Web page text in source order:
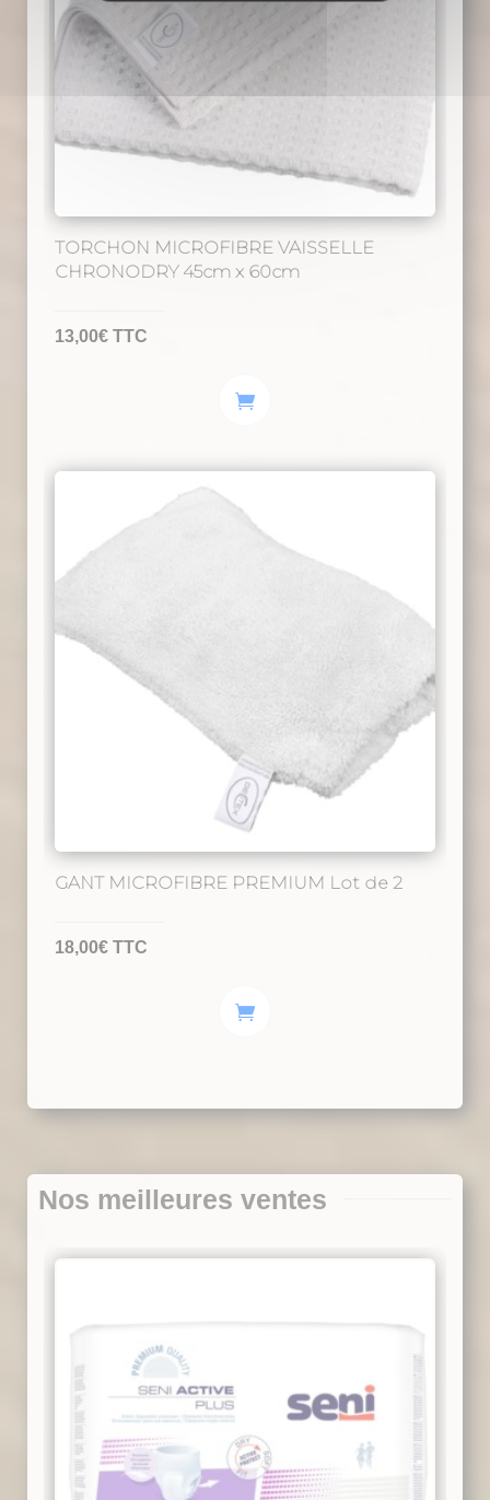
la
produit
TORCHON MICROFIBRE VAISSELLE
CHRONODRY 45cm x 60cm
13,00€ TTC
GANT MICROFIBRE PREMIUM Lot de 2
18,00€ TTC
Nos meilleures ventes